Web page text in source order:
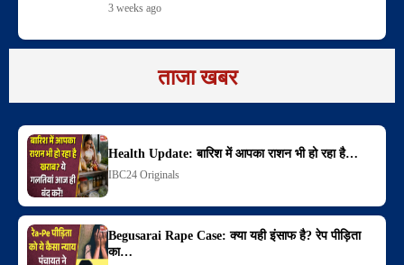
3 weeks ago
ताजा खबर
Health Update: बारिश में आपका राशन भी हो रहा है…
IBC24 Originals
Begusarai Rape Case: क्या यही इंसाफ है? रेप पीड़िता
का…